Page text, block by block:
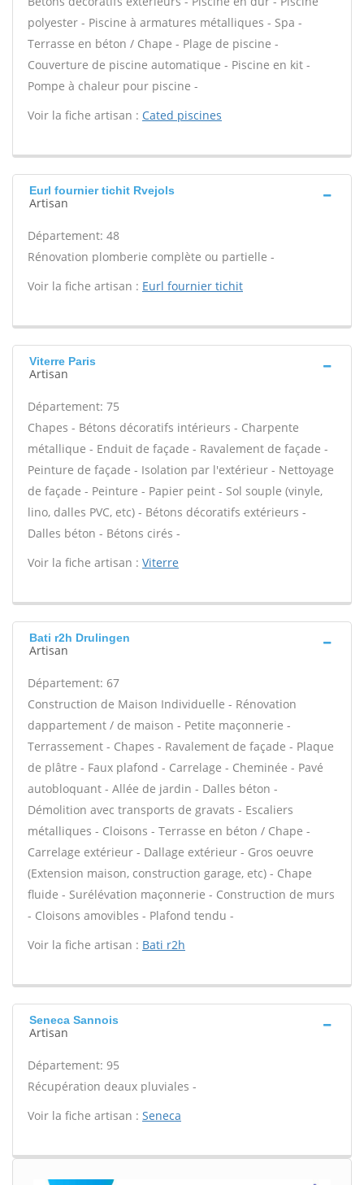
polyester - Piscine à armatures métalliques - Spa -
Terrasse en béton / Chape - Plage de piscine -
Couverture de piscine automatique - Piscine en kit -
Pompe à chaleur pour piscine -
Voir la fiche artisan : Cated piscines
Eurl fournier tichit Rvejols
Artisan
Département: 48
Rénovation plomberie complète ou partielle -
Voir la fiche artisan : Eurl fournier tichit
Viterre Paris
Artisan
Département: 75
Chapes - Bétons décoratifs intérieurs - Charpente
métallique - Enduit de façade - Ravalement de façade -
Peinture de façade - Isolation par l'extérieur - Nettoyage
de façade - Peinture - Papier peint - Sol souple (vinyle,
lino, dalles PVC, etc) - Bétons décoratifs extérieurs -
Dalles béton - Bétons cirés -
Voir la fiche artisan : Viterre
Bati r2h Drulingen
Artisan
Département: 67
Construction de Maison Individuelle - Rénovation
dappartement / de maison - Petite maçonnerie -
Terrassement - Chapes - Ravalement de façade - Plaque
de plâtre - Faux plafond - Carrelage - Cheminée - Pavé
autobloquant - Allée de jardin - Dalles béton -
Démolition avec transports de gravats - Escaliers
métalliques - Cloisons - Terrasse en béton / Chape -
Carrelage extérieur - Dallage extérieur - Gros oeuvre
(Extension maison, construction garage, etc) - Chape
fluide - Surélévation maçonnerie - Construction de murs
- Cloisons amovibles - Plafond tendu -
Voir la fiche artisan : Bati r2h
Seneca Sannois
Artisan
Département: 95
Récupération deaux pluviales -
Voir la fiche artisan : Seneca